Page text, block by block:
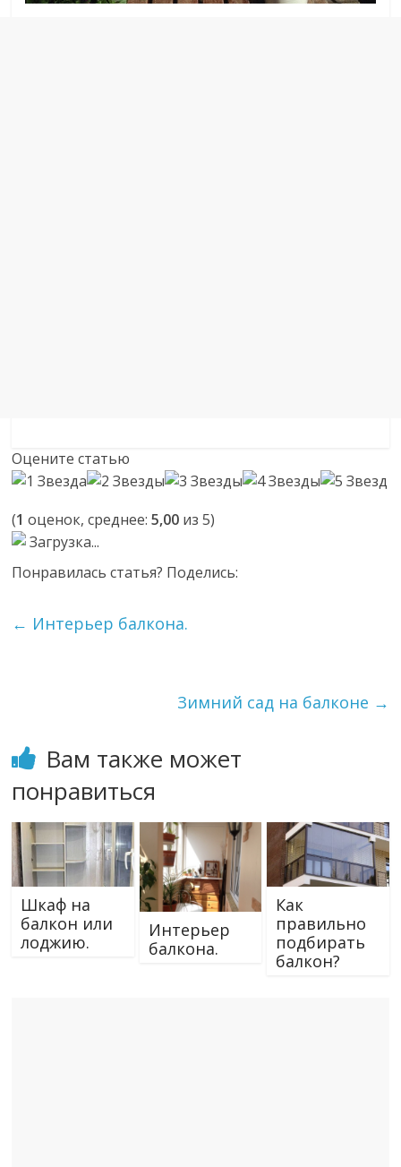
Оцените статью
(1 оценок, среднее:5,00 из 5)
Загрузка...
Понравилась статья? Поделись:
← Интерьер балкона.
Зимний сад на балконе →
Вам также может
понравиться
Шкаф на
балкон или
лоджию.
Интерьер
балкона.
Как
правильно
подбирать
балкон?